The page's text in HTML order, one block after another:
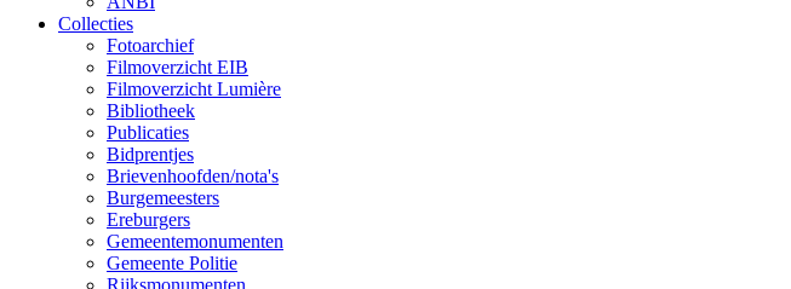
Collecties
Fotoarchief
Filmoverzicht EIB
Filmoverzicht Lumière
Bibliotheek
Publicaties
Bidprentjes
Brievenhoofden/nota's
Burgemeesters
Ereburgers
Gemeentemonumenten
Gemeente Politie
Rijksmonumenten